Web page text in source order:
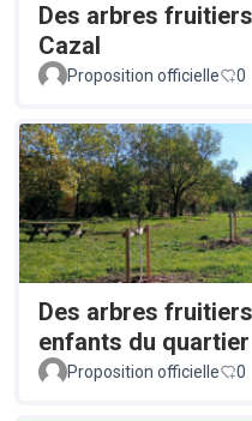
Des arbres
Cazal
Proposition officielle 0
Des arbres
enfants du quartier
Proposition officielle 0